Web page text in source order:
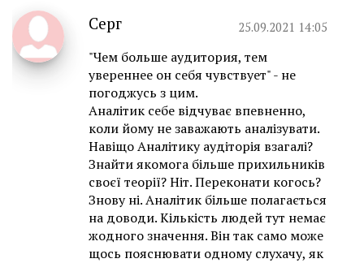
Серг 25.09.2021 14:05
"Чем больше аудитория, тем
увереннее он себя чувствует" - не
погоджусь з цим.
Аналітик себе відчуває впевненно,
коли йому не заважають аналізувати.
Навіщо Аналітику аудіторія взагалі?
Знайти якомога більше прихильників
своєї теорії? Ніт. Переконати когось?
Знову ні. Аналітик більше полагається
на доводи. Кількість людей тут немає
жодного значення. Він так само може
щось пояснювати одному слухачу, як